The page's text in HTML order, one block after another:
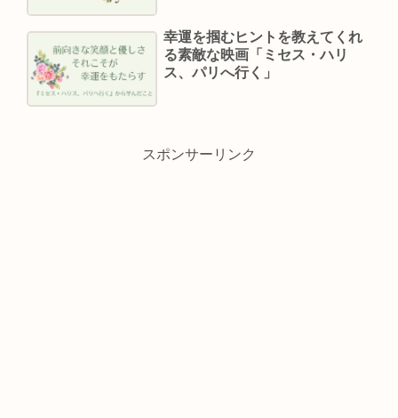
幸運を掴むヒントを教えてくれ
る素敵な映画「ミセス・ハリ
ス、パリへ行く」
スポンサーリンク